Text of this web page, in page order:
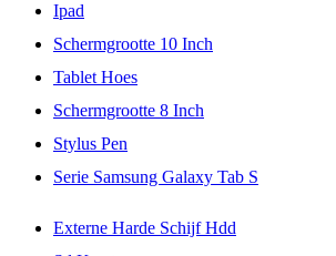
Ipad
Schermgrootte 10 Inch
Tablet Hoes
Schermgrootte 8 Inch
Stylus Pen
Serie Samsung Galaxy Tab S
Externe Harde Schijf Hdd